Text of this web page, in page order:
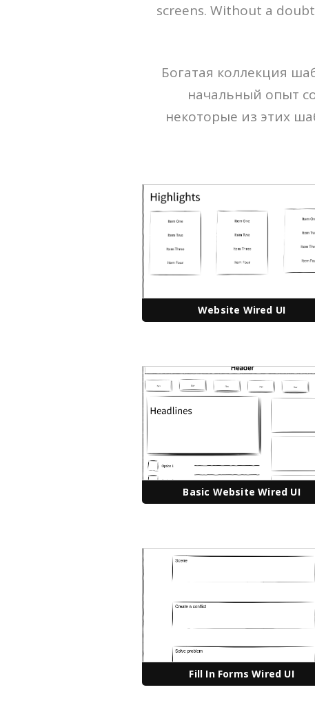
screens. Without a
Богатая коллекция
начальный опыт
некоторые из этих
Website Wired UI
Basic Website Wired UI
Fill In Forms Wired UI